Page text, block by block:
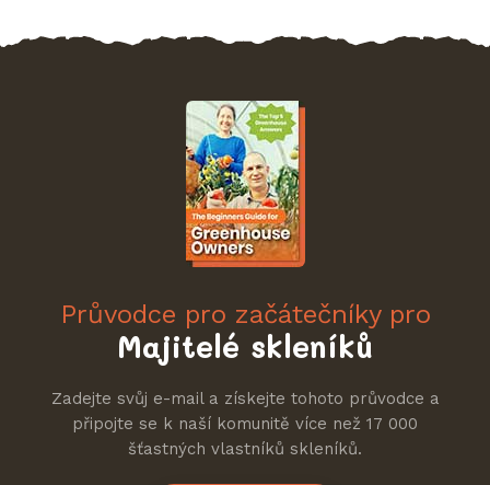
Průvodce pro začátečníky pro
Majitelé skleníků
Zadejte svůj e-mail a získejte tohoto průvodce a
připojte se k naší komunitě více než 17 000
šťastných vlastníků skleníků.